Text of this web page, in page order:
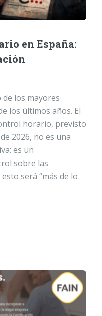
en España:
los mayores
los últimos años. El
horario, previsto
2026, no es una
es un
sobre las
será “más de lo